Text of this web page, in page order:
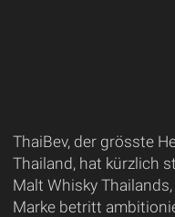
ThaiBev, der grösste
Thailand, hat kürzlich
Malt Whisky
Marke betritt